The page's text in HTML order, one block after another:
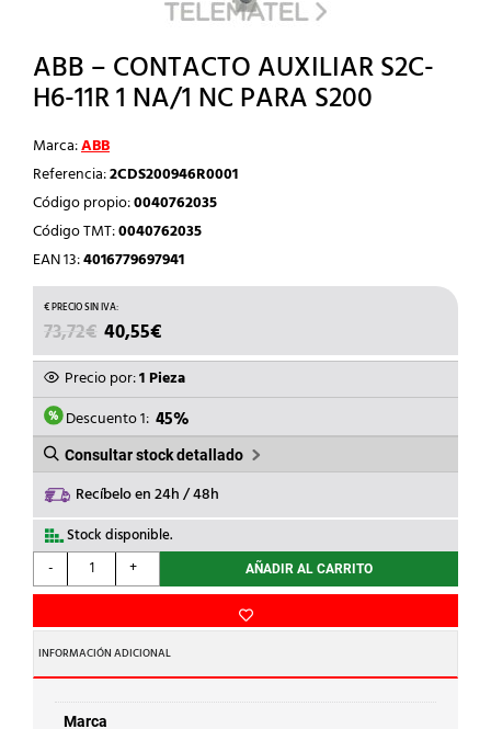
ABB – CONTACTO AUXILIAR S2C-
H6-11R 1 NA/1 NC PARA S200
Marca:ABB
Referencia:2CDS200946R0001
Código propio:0040762035
Código TMT:0040762035
EAN 13:4016779697941
73,72€ EL
PRECIO
ORIGINAL
ERA:
73,72€.
40,55€
PRECIO
ACTUAL
ES:
40,55€.
Precio por:1 Pieza
Descuento 1: 45%
Consultar stock detallado
Recíbelo en 24h / 48h
Stock disponible.
-
ABB
-
AUXILIAR
S2C-
H6-
11R
+ AÑADIR AL CARRITO
INFORMACIÓN ADICIONAL
Marca